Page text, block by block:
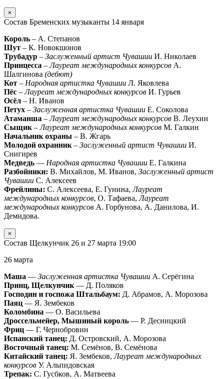
×
Состав Бременских музыканты 14 января
Король – А. Степанов
Шут – К. Новокшонов
Трубадур – Заслуженный артист Чувашии И. Николаев
Принцесса –Лауреат международных конкурсов А.
Шалгинова (дебют)
Кот – Народная артистка Чувашии Л. Яковлева
Пёс –Лауреат международных конкурсов И. Гурьев
Осёл – Н. Иванов
Петух – Заслуженная артистка Чувашии Е. Соколова
Атаманша –Лауреат международных конкурсов В. Леухин
Сыщик –Лауреат международных конкурсов М. Галкин
Начальник охраны – В. Жгарь
Молодой охранник – Заслуженный артист Чувашии И.
Снигирев
Медведь — Народная артистка Чувашии Е. Галкина
Разбойники: В. Михайлов, М. Иванов, Заслуженный артист
Чувашии С. Алексеев
Фрейлины: С. Алексеева, Е. Гунина,Лауреат
международных конкурсов, О. Тафаева,Лауреат
международных конкурсов А. Горбунова, А. Данилова, И.
Демидова.
×
Состав Щелкунчик 26 и 27 марта 19:00
26 марта
Маша — Заслуженная артистка Чувашии А. Серёгина
Принц, Щелкунчик — Д. Поляков
Господин и госпожа Штальбаум: Д. Абрамов, А. Морозова
Паяц — Я. Зембеков
Коломбина — О. Васильева
Дроссельмейер, Мышиный король — Р. Десницкий
Фриц — Г. Чернобровин
Испанский танец: Д. Островский, А. Морозова
Восточный танец: М. Семёнов, В. Семёнова
Китайский танец: Я. Зембеков,Лауреат международных
конкурсов У. Альпидовская
Трепак: С. Гусбков, А. Матвеева